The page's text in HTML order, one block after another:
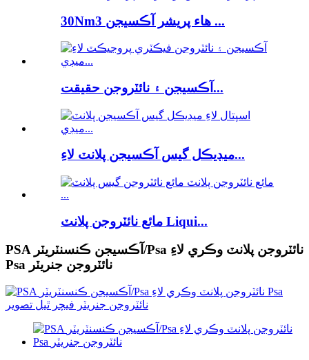
30Nm3 هاء پريشر آڪسيجن ...
آڪسيجن ۽ نائٽروجن حقيقت...
ميڊيڪل گيس آڪسيجن پلانٽ لاءِ...
مائع نائٽروجن پلانٽ Liqui...
PSA آڪسيجن ڪنسنٽريٽر/Psa نائٽروجن پلانٽ وڪري لاءِ
Psa نائٽروجن جنريٽر